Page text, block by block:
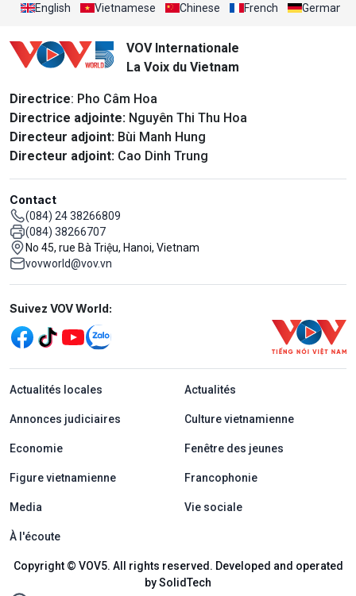
English Vietnamese Chinese French German
VOV Internationale
La Voix du Vietnam
Directrice: Pho Câm Hoa
Directrice adjointe: Nguyên Thi Thu Hoa
Directeur adjoint: Bùi Manh Hung
Directeur adjoint: Cao Dinh Trung
Contact
(084) 24 38266809
(084) 38266707
No 45, rue Bà Triệu, Hanoi, Vietnam
vovworld@vov.vn
Mạng xã hội
Suivez VOV World:
menu footer tiếng Pháp
Actualités locales Actualités
Annonces judiciaires Culture vietnamienne
Economie Fenêtre des jeunes
Figure vietnamienne Francophonie
Media Vie sociale
À l'écoute
Copyright © VOV5. All rights reserved. Developed and operated
by SolidTech